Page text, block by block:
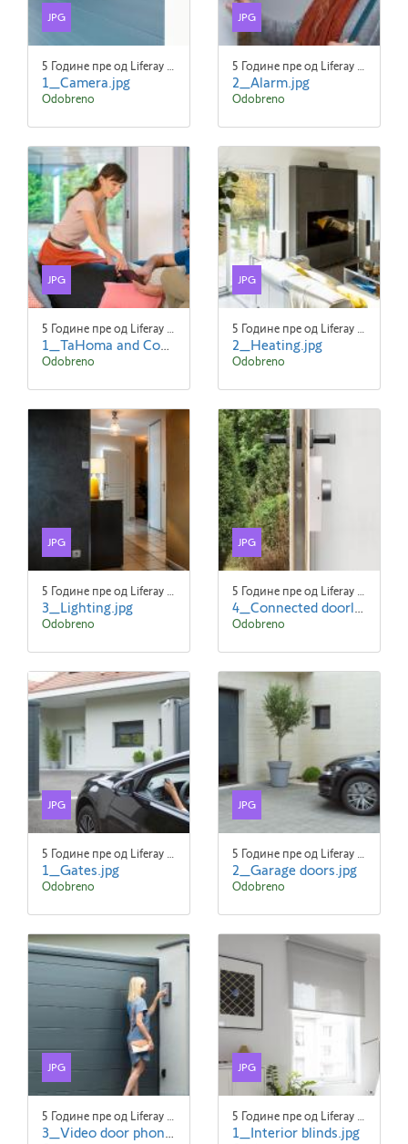
JPG
5 Године пре од Liferay Admin Liferay Admin
1_Camera.jpg
Odobreno
JPG
5 Године пре од Liferay Admin Liferay Admin
2_Alarm.jpg
Odobreno
JPG
5 Године пре од Liferay Admin Liferay Admin
1_TaHoma and Connexoon.jpg
Odobreno
JPG
5 Године пре од Liferay Admin Liferay Admin
2_Heating.jpg
Odobreno
JPG
5 Године пре од Liferay Admin Liferay Admin
3_Lighting.jpg
Odobreno
JPG
5 Године пре од Liferay Admin Liferay Admin
4_Connected doorlock.jpg
Odobreno
JPG
5 Године пре од Liferay Admin Liferay Admin
1_Gates.jpg
Odobreno
JPG
5 Године пре од Liferay Admin Liferay Admin
2_Garage doors.jpg
Odobreno
JPG
5 Године пре од Liferay Admin Liferay Admin
3_Video door phones.jpg
JPG
5 Године пре од Liferay Admin Liferay Admin
1_Interior blinds.jpg